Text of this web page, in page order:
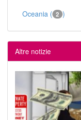
Oceania ( 2 )
Altre notizie